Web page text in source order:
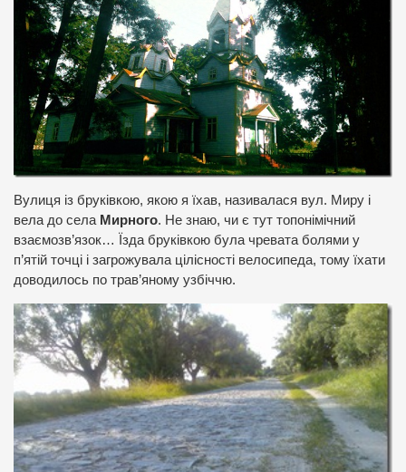
Вулиця із бруківкою, якою я їхав, називалася вул. Миру і
вела до села Мирного. Не знаю, чи є тут топонімічний
взаємозв’язок… Їзда бруківкою була чревата болями у
п’ятій точці і загрожувала цілісності велосипеда, тому їхати
доводилось по трав’яному узбіччю.